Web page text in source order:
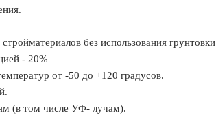
без использования
- 20%
от -50 до +120 градусов.
(в том числе УФ- лучам).